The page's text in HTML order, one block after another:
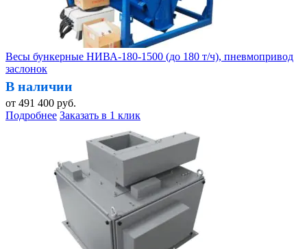
Весы бункерные НИВА-180-1500 (до 180 т/ч), пневмопривод
заслонок
В наличии
от 491 400 руб.
Подробнее Заказать в 1 клик